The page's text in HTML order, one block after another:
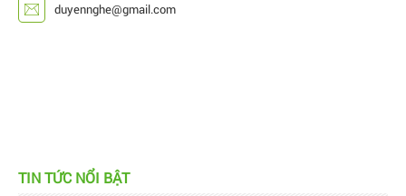
duyennghe@gmail.com
TIN TỨC NỔI BẬTbéc tưới bù áp, làm cho khách hàng cảm thấy...